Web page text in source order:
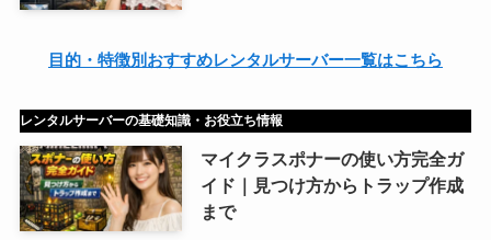
目的・特徴別おすすめレンタルサーバー一覧はこちら
レンタルサーバーの基礎知識・お役立ち情報
マイクラスポナーの使い方完全ガ
イド｜見つけ方からトラップ作成
まで